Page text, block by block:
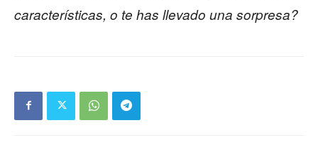
características, o te has llevado una sorpresa?